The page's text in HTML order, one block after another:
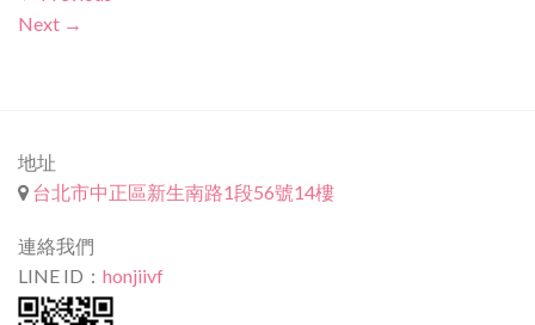
Next →
地址
台北市中正區新生南路1段56號14樓
連絡我們
LINE ID： honjiivf